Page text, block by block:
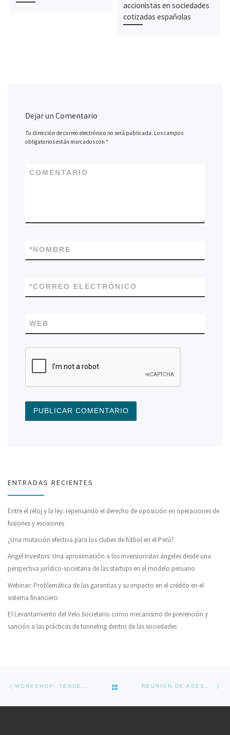
accionistas en sociedades
cotizadas españolas
Dejar un Comentario
Tu dirección de correo electrónico no será publicada. Los campos
obligatorios están marcados con*
COMENTARIO
NOMBRE
*
CORREO ELECTRÓNICO
*
WEB
ENTRADAS RECIENTES
Entre el reloj y la ley: repensando el derecho de oposición en operaciones de
fusiones y escisiones
¿Una mutación efectiva para los clubes de fútbol en el Perú?
Angel Investors: Una aproximación a los inversionistas ángeles desde una
perspectiva jurídico-societaria de las startups en el modelo peruano
Webinar: Problemática de las garantías y su impacto en el crédito en el
sistema financiero
El Levantamiento del Velo Societario como mecanismo de prevención y
sanción a las prácticas de tunneling dentro de las sociedades
WORKSHOP: TENDENCIAS ACTUALES EN EL DERECHO DEL CONSUMO BACK TO POST LIST REUNIÓN DE ASESORES TEMÁTICOS